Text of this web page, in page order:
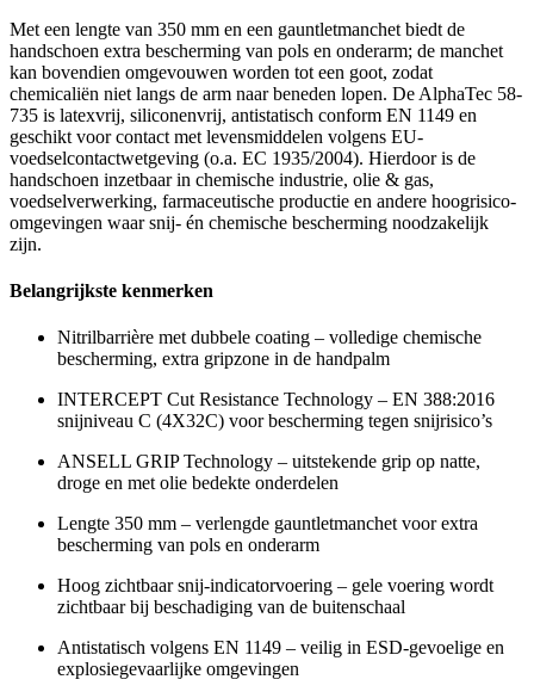
Met een lengte van 350 mm en een gauntletmanchet biedt de
handschoen extra bescherming van pols en onderarm; de manchet
kan bovendien omgevouwen worden tot een goot, zodat
chemicaliën niet langs de arm naar beneden lopen. De AlphaTec 58-
735 is latexvrij, siliconenvrij, antistatisch conform EN 1149 en
geschikt voor contact met levensmiddelen volgens EU-
voedselcontactwetgeving (o.a. EC 1935/2004). Hierdoor is de
handschoen inzetbaar in chemische industrie, olie & gas,
voedselverwerking, farmaceutische productie en andere hoogrisico-
omgevingen waar snij- én chemische bescherming noodzakelijk
zijn.
Belangrijkste kenmerken
Nitrilbarrière met dubbele coating – volledige chemische
bescherming, extra gripzone in de handpalm
INTERCEPT Cut Resistance Technology – EN 388:2016
snijniveau C (4X32C) voor bescherming tegen snijrisico’s
ANSELL GRIP Technology – uitstekende grip op natte,
droge en met olie bedekte onderdelen
Lengte 350 mm – verlengde gauntletmanchet voor extra
bescherming van pols en onderarm
Hoog zichtbaar snij-indicatorvoering – gele voering wordt
zichtbaar bij beschadiging van de buitenschaal
Antistatisch volgens EN 1149 – veilig in ESD-gevoelige en
explosiegevaarlijke omgevingen